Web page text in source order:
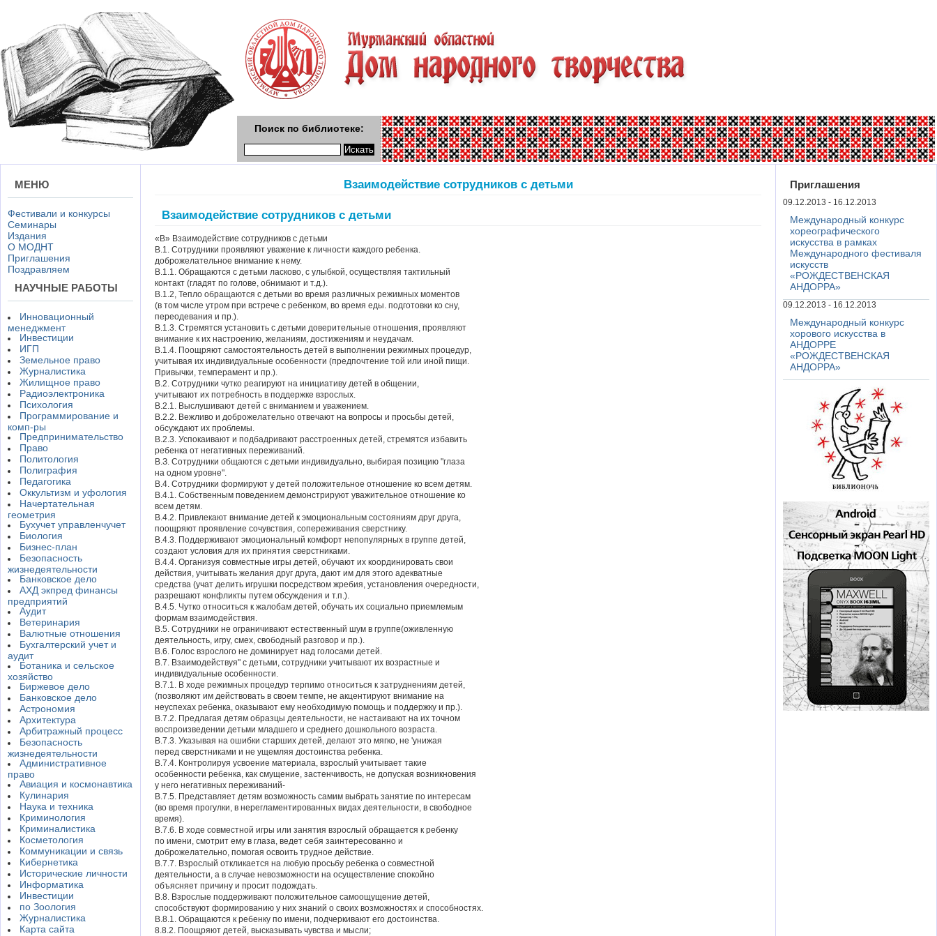
Поиск по библиотеке:
МЕНЮ
Фестивали и конкурсы
Семинары
Издания
О МОДНТ
Приглашения
Поздравляем
НАУЧНЫЕ РАБОТЫ
Инновационный
менеджмент
Инвестиции
ИГП
Земельное право
Журналистика
Жилищное право
Радиоэлектроника
Психология
Программирование и
комп-ры
Предпринимательство
Право
Политология
Полиграфия
Педагогика
Оккультизм и уфология
Начертательная
геометрия
Бухучет управленчучет
Биология
Бизнес-план
Безопасность
жизнедеятельности
Банковское дело
АХД экпред финансы
предприятий
Аудит
Ветеринария
Валютные отношения
Бухгалтерский учет и
аудит
Ботаника и сельское
хозяйство
Биржевое дело
Банковское дело
Астрономия
Архитектура
Арбитражный процесс
Безопасность
жизнедеятельности
Административное
право
Авиация и космонавтика
Кулинария
Наука и техника
Криминология
Криминалистика
Косметология
Коммуникации и связь
Кибернетика
Исторические личности
Информатика
Инвестиции
по Зоология
Журналистика
Карта сайта
Взаимодействие сотрудников с детьми
Взаимодействие сотрудников с детьми
«В» Взаимодействие сотрудников с детьми
В.1. Сотрудники проявляют уважение к личности каждого ребенка.
доброжелательное внимание к нему.
В.1.1. Обращаются с детьми ласково, с улыбкой, осуществляя тактильный
контакт (гладят по голове, обнимают и т.д.).
В.1.2, Тепло обращаются с детьми во время различных режимных моментов
(в том числе утром при встрече с ребенком, во время еды. подготовки ко сну,
переодевания и пр.).
В.1.3. Стремятся установить с детьми доверительные отношения, проявляют
внимание к их настроению, желаниям, достижениям и неудачам.
В.1.4. Поощряют самостоятельность детей в выполнении режимных процедур,
учитывая их индивидуальные особенности (предпочтение той или иной пищи.
Привычки, темперамент и пр.).
В.2. Сотрудники чутко реагируют на инициативу детей в общении,
учитывают их потребность в поддержке взрослых.
В.2.1. Выслушивают детей с вниманием и уважением.
В.2.2. Вежливо и доброжелательно отвечают на вопросы и просьбы детей,
обсуждают их проблемы.
В.2.3. Успокаивают и подбадривают расстроенных детей, стремятся избавить
ребенка от негативных переживаний.
В.З. Сотрудники общаются с детьми индивидуально, выбирая позицию "глаза
на одном уровне".
В.4. Сотрудники формируют у детей положительное отношение ко всем детям.
В.4.1. Собственным поведением демонстрируют уважительное отношение ко
всем детям.
В.4.2. Привлекают внимание детей к эмоциональным состояниям друг друга,
поощряют проявление сочувствия, сопереживания сверстнику.
В.4.3. Поддерживают эмоциональный комфорт непопулярных в группе детей,
создают условия для их принятия сверстниками.
В.4.4. Организуя совместные игры детей, обучают их координировать свои
действия, учитывать желания друг друга, дают им для этого адекватные
средства (учат делить игрушки посредством жребия, установления очередности,
разрешают конфликты путем обсуждения и т.п.).
В.4.5. Чутко относиться к жалобам детей, обучать их социально приемлемым
формам взаимодействия.
В.5. Сотрудники не ограничивают естественный шум в группе(оживленную
деятельность, игру, смех, свободный разговор и пр.).
В.6. Голос взрослого не доминирует над голосами детей.
В.7. Взаимодействуя" с детьми, сотрудники учитывают их возрастные и
индивидуальные особенности.
В.7.1. В ходе режимных процедур терпимо относиться к затруднениям детей,
(позволяют им действовать в своем темпе, не акцентируют внимание на
неуспехах ребенка, оказывают ему необходимую помощь и поддержку и пр.).
В.7.2. Предлагая детям образцы деятельности, не настаивают на их точном
воспроизведении детьми младшего и среднего дошкольного возраста.
В.7.3. Указывая на ошибки старших детей, делают это мягко, не 'унижая
перед сверстниками и не ущемляя достоинства ребенка.
В.7.4. Контролируя усвоение материала, взрослый учитывает такие
особенности ребенка, как смущение, застенчивость, не допуская возникновения
у него негативных переживаний-
В.7.5. Представляет детям возможность самим выбрать занятие по интересам
(во время прогулки, в нерегламентированных видах деятельности, в свободное
время).
В.7.6. В ходе совместной игры или занятия взрослый обращается к ребенку
по имени, смотрит ему в глаза, ведет себя заинтересованно и
доброжелательно, помогая освоить трудное действие.
В.7.7. Взрослый откликается на любую просьбу ребенка о совместной
деятельности, а в случае невозможности на осуществление спокойно
объясняет причину и просит подождать.
В.8. Взрослые поддерживают положительное самоощущение детей,
способствуют формированию у них знаний о своих возможностях и способностях.
В.8.1. Обращаются к ребенку по имени, подчеркивают его достоинства.
8.8.2. Поощряют детей, высказывать чувства и мысли;
Приглашения
09.12.2013 - 16.12.2013
Международный конкурс
хореографического
искусства в рамках
Международного фестиваля
искусств
«РОЖДЕСТВЕНСКАЯ
АНДОРРА»
09.12.2013 - 16.12.2013
Международный конкурс
хорового искусства в
АНДОРРЕ
«РОЖДЕСТВЕНСКАЯ
АНДОРРА»